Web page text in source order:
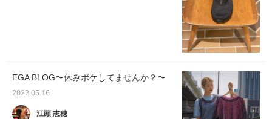
EGA BLOG〜休みボケしてませんか？〜
2022.05.16
江頭 志穂